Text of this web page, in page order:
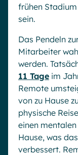
frühen
sein.
Das Pendeln
Mitarbeiter
werden.
11 Tage im
Remote
von zu Hause
physische
einen
Hause, was
verbessert.